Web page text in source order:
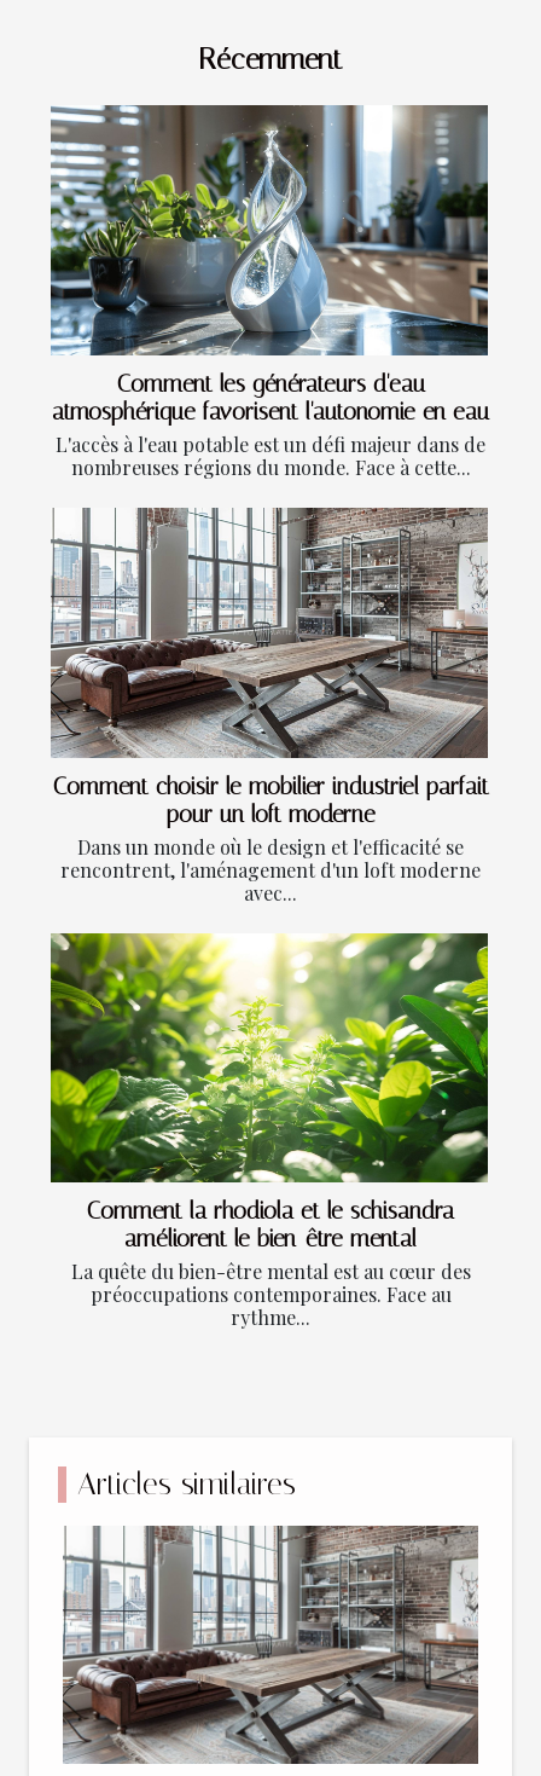
Récemment
Comment les générateurs d'eau
atmosphérique favorisent l'autonomie en eau
L'accès à l'eau potable est un défi majeur dans de
nombreuses régions du monde. Face à cette...
Comment choisir le mobilier industriel parfait
pour un loft moderne
Dans un monde où le design et l'efficacité se
rencontrent, l'aménagement d'un loft moderne
avec...
Comment la rhodiola et le schisandra
améliorent le bien-être mental
La quête du bien-être mental est au cœur des
préoccupations contemporaines. Face au
rythme...
Articles similaires